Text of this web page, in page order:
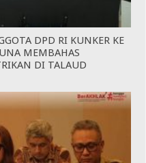
DPD RI KUNKER KE
MEMBAHAS
DI TALAUD